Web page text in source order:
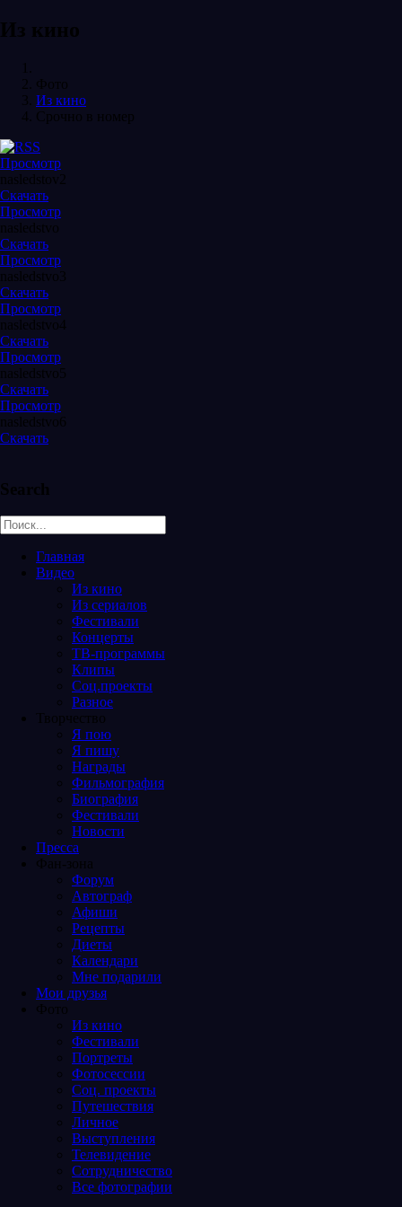
Из кино
Фото
Из кино
Срочно в номер
Просмотр
nasledstov2
Скачать
Просмотр
nasledstvo
Скачать
Просмотр
nasledstvo3
Скачать
Просмотр
nasledstvo4
Скачать
Просмотр
nasledstvo5
Скачать
Просмотр
nasledstvo6
Скачать
Search
Главная
Видео
Из кино
Из сериалов
Фестивали
Концерты
ТВ-программы
Клипы
Соц.проекты
Разное
Творчество
Я пою
Я пишу
Награды
Фильмография
Биография
Фестивали
Новости
Пресса
Фан-зона
Форум
Автограф
Афиши
Рецепты
Диеты
Календари
Мне подарили
Мои друзья
Фото
Из кино
Фестивали
Портреты
Фотосессии
Соц. проекты
Путешествия
Личное
Выступления
Телевидение
Сотрудничество
Все фотографии